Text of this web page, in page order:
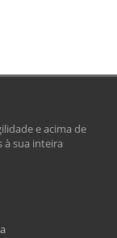
e acima de
à sua inteira